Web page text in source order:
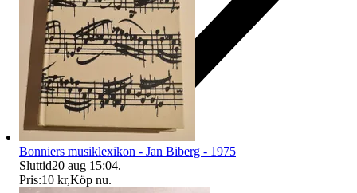
Bonniers musiklexikon - Jan Biberg - 1975
Sluttid20 aug 15:04.
Pris:10 kr,Köp nu.